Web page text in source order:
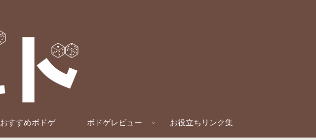
おすすめボドゲ ボドゲレビュー お役立ちリンク集